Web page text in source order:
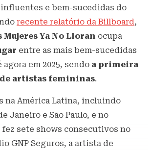
e bem-sucedidas do
recente relatório da Billboard,
Mujeres Ya No Lloran ocupa
entre as mais bem-sucedidas
em 2025, sendo a primeira
artistas femininas.
na América Latina, incluindo
Janeiro e São Paulo, e no
fez sete shows consecutivos no
GNP Seguros, a artista de